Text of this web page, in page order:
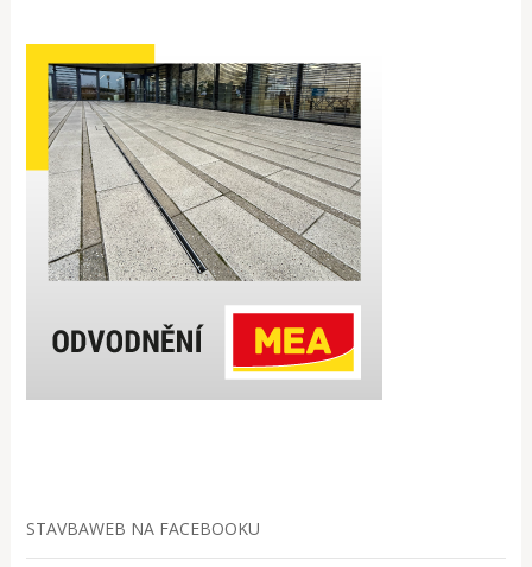
STAVBAWEB NA FACEBOOKU